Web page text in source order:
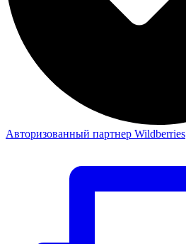
Авторизованный партнер Wildberries